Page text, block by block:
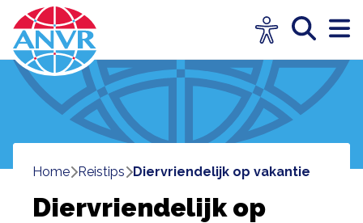
Home reistips diervriendelijk op vakantie
Diervriendelijk op